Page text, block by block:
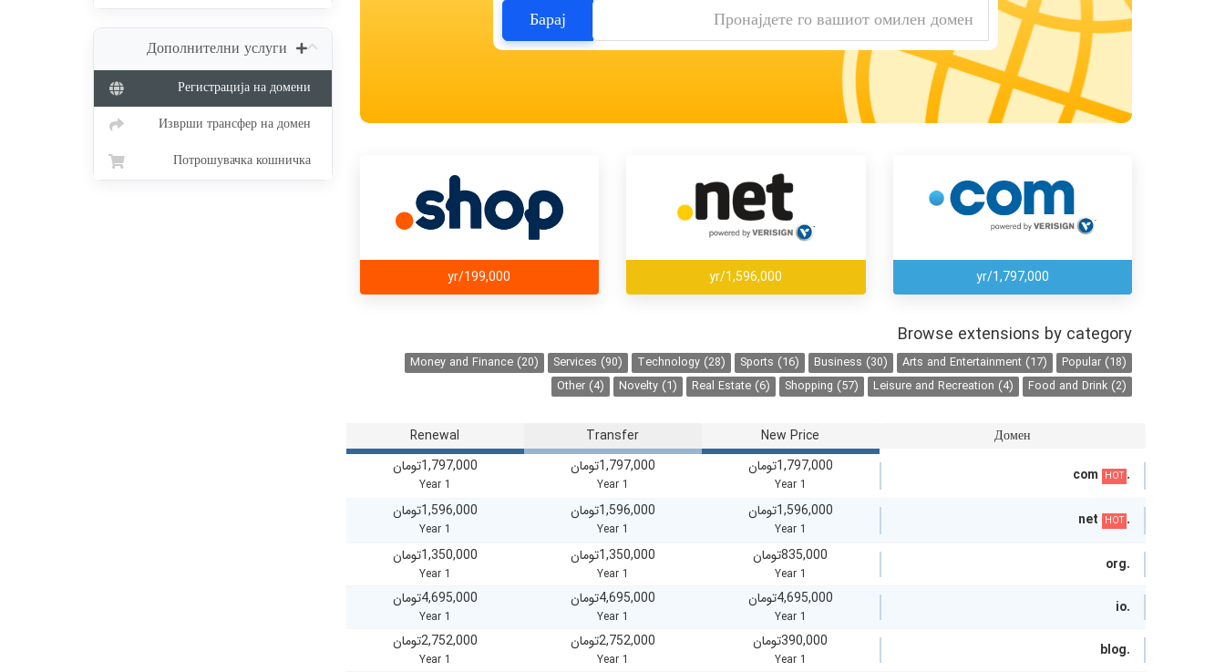
Потрошувачка кошничка
Барај
1,797,000/yr
1,596,000/yr
199,000/yr
Browse extensions by category
Popular (18)
Arts and Entertainment (17)
Business (30)
Sports (16)
Technology (28)
Services (90)
Money and Finance (20)
Food and Drink (2)
Leisure and Recreation (4)
Shopping (57)
Real Estate (6)
Novelty (1)
Other (4)
Домен
New Price
Transfer
Renewal
.com
HOT
1,797,000تومان
1 Year
1,797,000تومان
1 Year
1,797,000تومان
1 Year
.net
HOT
1,596,000تومان
1 Year
1,596,000تومان
1 Year
1,596,000تومان
1 Year
.org 835,000تومان
1 Year
1,350,000تومان
1 Year
1,350,000تومان
1 Year
.io 4,695,000تومان
1 Year
4,695,000تومان
1 Year
4,695,000تومان
1 Year
.blog 390,000تومان
1 Year
2,752,000تومان
1 Year
2,752,000تومان
1 Year